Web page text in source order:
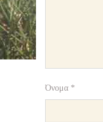
Όνομα *